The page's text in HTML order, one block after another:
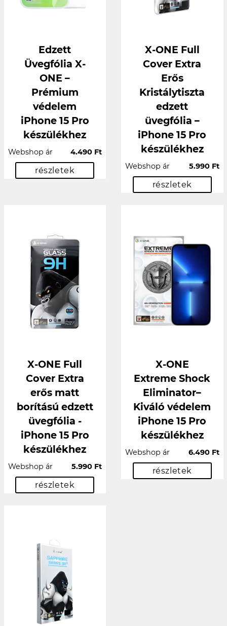
Edzett
Üvegfólia X-
ONE –
Prémium
védelem
iPhone 15 Pro
készülékhez
Webshop ár 4.490 Ft
részletek
X-ONE Full
Cover Extra
Erős
Kristálytiszta
edzett
üvegfólia –
iPhone 15 Pro
készülékhez
Webshop ár 5.990 Ft
részletek
X-ONE Full
Cover Extra
erős matt
borítású edzett
üvegfólia -
iPhone 15 Pro
készülékhez
Webshop ár 5.990 Ft
részletek
X-ONE
Extreme Shock
Eliminator–
Kiváló védelem
iPhone 15 Pro
készülékhez
Webshop ár 6.490 Ft
részletek